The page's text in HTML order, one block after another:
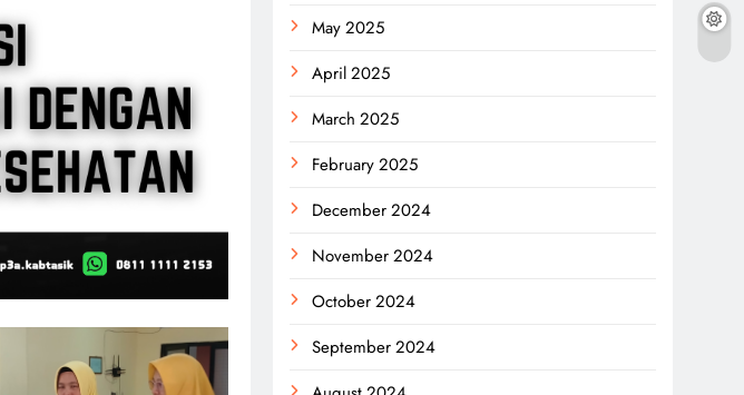
May 2025
April 2025
March 2025
February 2025
December 2024
November 2024
October 2024
September 2024